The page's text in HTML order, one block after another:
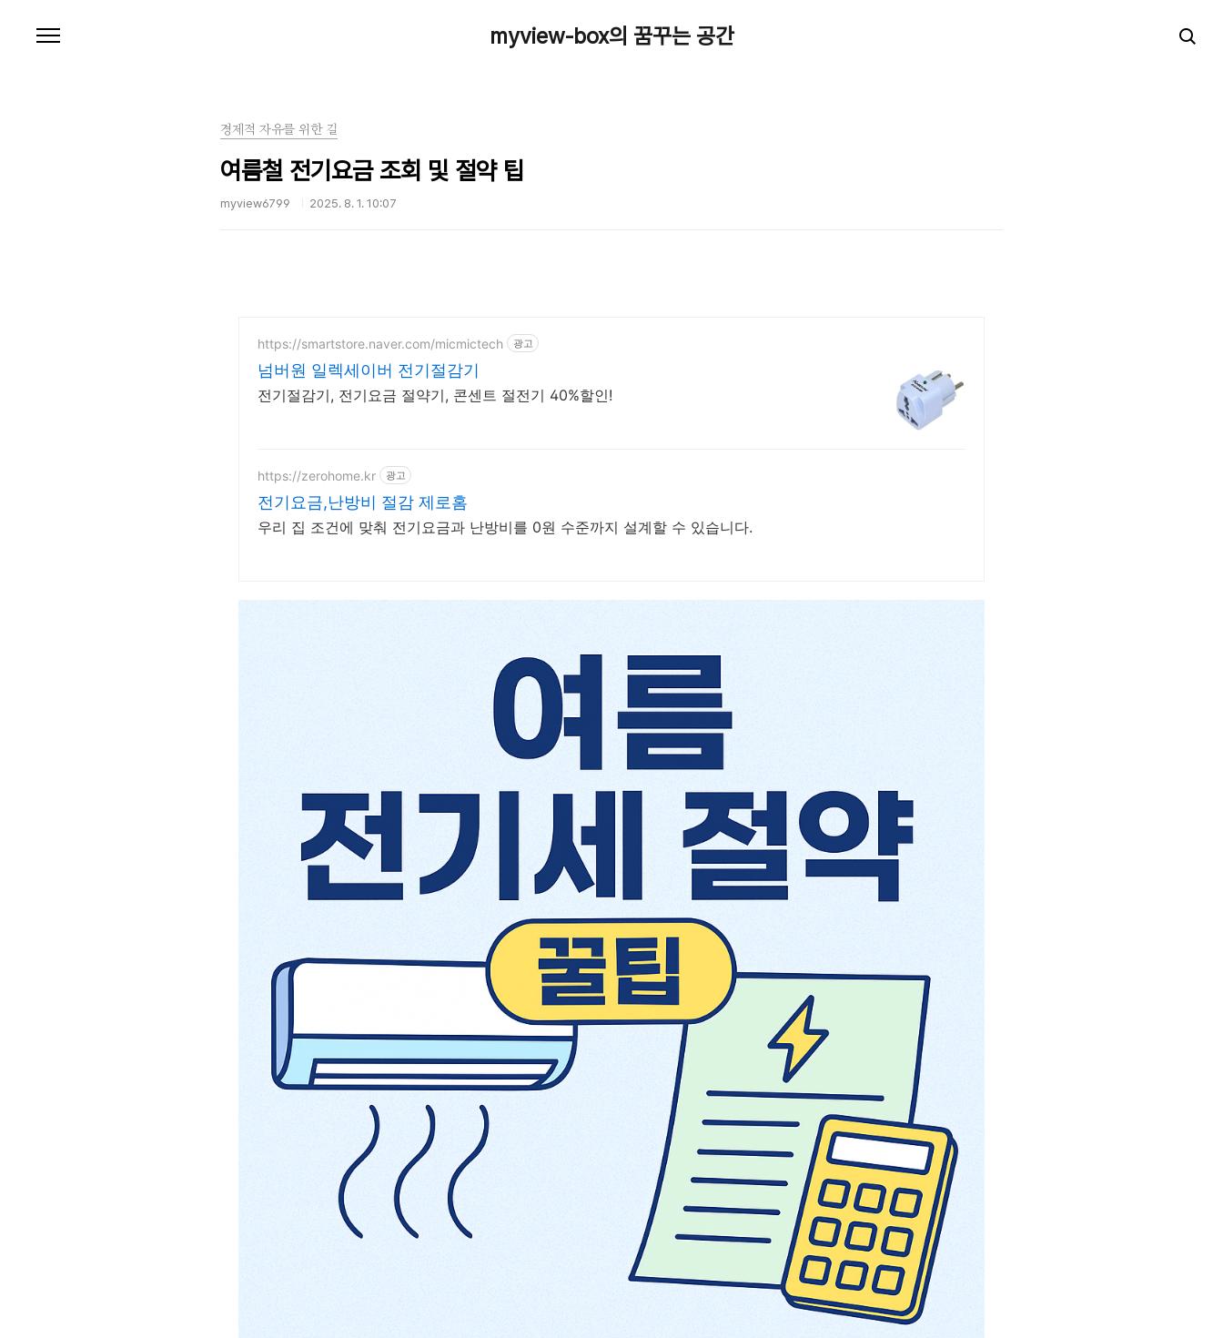
myview-box의 꿈꾸는 공간
경제적 자유를 위한 길
여름철 전기요금 조회 및 절약 팁
myview6799 2025. 8. 1. 10:07
https://smartstore.naver.com/micmictech 광고
넘버원 일렉세이버 전기절감기
전기절감기, 전기요금 절약기, 콘센트 절전기 40%할인!
https://zerohome.kr 광고
전기요금,난방비 절감 제로홈
우리 집 조건에 맞춰 전기요금과 난방비를 0원 수준까지 설계할 수 있습니다.